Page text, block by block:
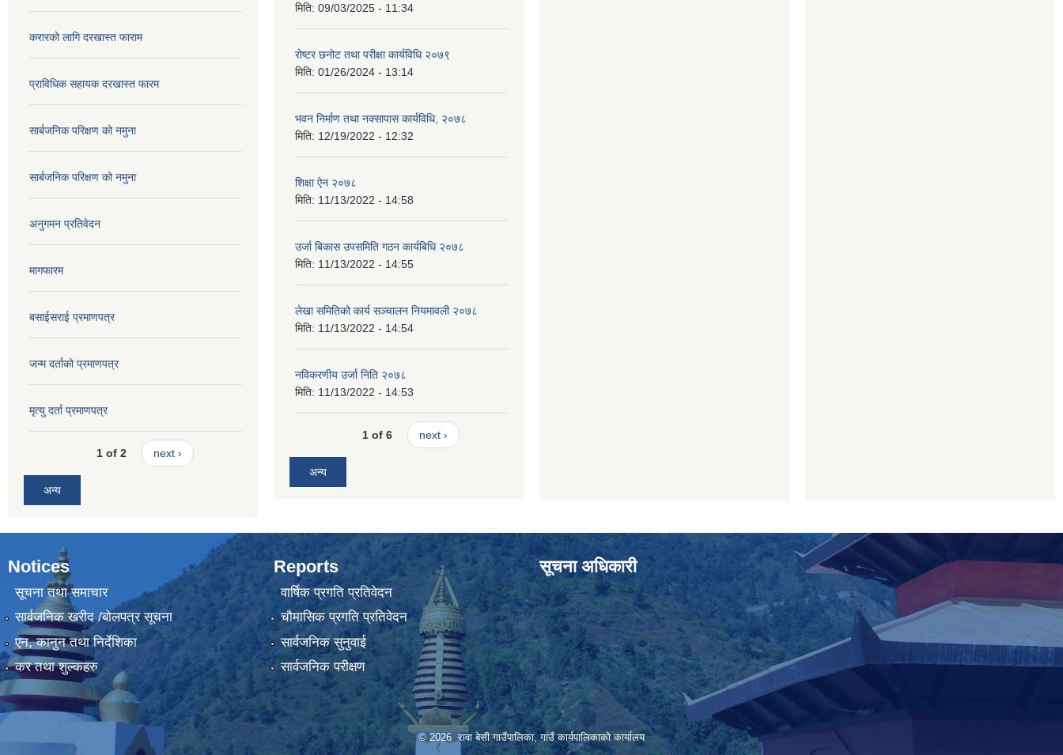
करारको लागि दरखास्त फाराम
प्राविधिक सहायक दरखास्त फारम
सार्बजनिक परिक्षण को नमुना
सार्बजनिक परिक्षण को नमुना
अनुगमन प्रतिवेदन
मागफारम
बसाईसराई प्रमाणपत्र
जन्म दर्ताको प्रमाणपत्र
मृत्यु दर्ता प्रमाणपत्र
1 of 2 next ›
अन्य
मिति: 09/03/2025 - 11:34
रोष्टर छनोट तथा परीक्षा कार्यविधि २०७९
मिति: 01/26/2024 - 13:14
भवन निर्माण तथा नक्सापास कार्यविधि, २०७८
मिति: 12/19/2022 - 12:32
शिक्षा ऐन २०७८
मिति: 11/13/2022 - 14:58
उर्जा बिकास उपसमिति गठन कार्यबिधि २०७८
मिति: 11/13/2022 - 14:55
लेखा समितिको कार्य सञ्चालन नियमावली २०७८
मिति: 11/13/2022 - 14:54
नविकरणीय उर्जा निति २०७८
मिति: 11/13/2022 - 14:53
1 of 6 next ›
अन्य
Notices
सूचना तथा समाचार
सार्वजनिक खरीद /बोलपत्र सूचना
एन, कानुन तथा निर्देशिका
कर तथा शुल्कहरु
Reports
वार्षिक प्रगति प्रतिवेदन
चौमासिक प्रगति प्रतिवेदन
सार्वजनिक सुनुवाई
सार्वजनिक परीक्षण
सूचना अधिकारी
© 2026 रावा बेसी गाउँपालिका, गाउँ कार्यपालिकाको कार्यालय